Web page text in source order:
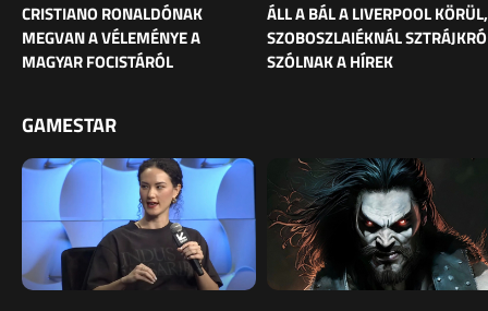
CRISTIANO RONALDÓNAK
MEGVAN A VÉLEMÉNYE A
MAGYAR FOCISTÁRÓL
ÁLL A BÁL A LIVERPOOL KÖRÜL,
SZOBOSZLAIÉKNÁL
SZÓLNAK A HÍREK
GAMESTAR